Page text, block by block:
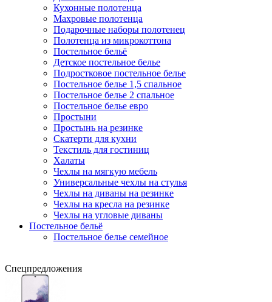
Кухонные полотенца
Махровые полотенца
Подарочные наборы полотенец
Полотенца из микрокоттона
Постельное бельё
Детское постельное белье
Подростковое постельное белье
Постельное белье 1,5 спальное
Постельное белье 2 спальное
Постельное белье евро
Простыни
Простынь на резинке
Скатерти для кухни
Текстиль для гостиниц
Халаты
Чехлы на мягкую мебель
Универсальные чехлы на стулья
Чехлы на диваны на резинке
Чехлы на кресла на резинке
Чехлы на угловые диваны
Постельное бельё
Постельное белье семейное
Спецпредложения